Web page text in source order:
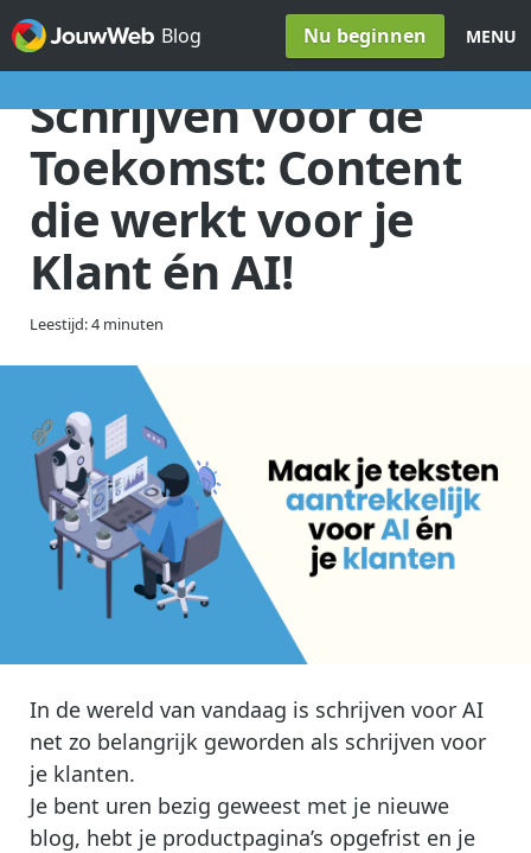
Spring naar inhoud
Blog
Nu beginnen MENU
Schrijven voor de
Toekomst: Content
die werkt voor je
Klant én AI!
Leestijd: 4 minuten
In de wereld van vandaag is schrijven voor AI
net zo belangrijk geworden als schrijven voor
je klanten.
Je bent uren bezig geweest met je nieuwe
blog, hebt je productpagina’s opgefrist en je